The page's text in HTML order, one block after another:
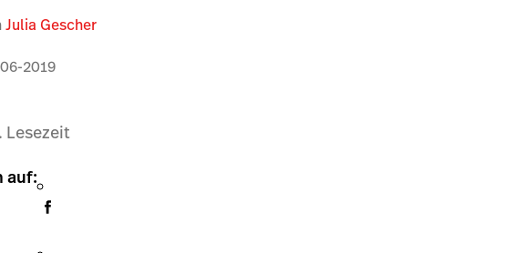
Julia Gescher
2019
Lesezeit
auf: